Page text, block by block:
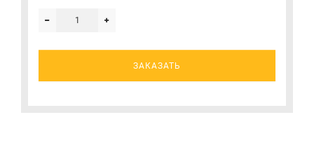
ЗАКАЗАТЬ